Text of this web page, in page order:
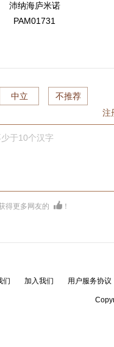
沛纳海庐米诺
PAM01731
注
中立 不推荐
于10个汉字
得更多网友的 ！
们 加入我们 用户服务协议